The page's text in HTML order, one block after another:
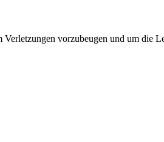
vorzubeugen und um die